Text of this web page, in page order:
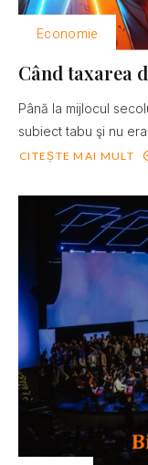
Economie
Când taxarea
Până la mijlocul
subiect tabu şi nu
CITEȘTE MAI MULT